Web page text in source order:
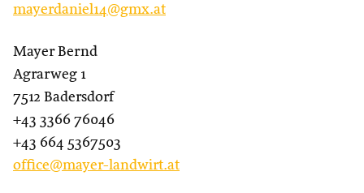
mayerdaniel14@gmx.at
Mayer Bernd
Agrarweg 1
7512 Badersdorf
+43 3366 76046
+43 664 5367503
office@mayer-landwirt.at